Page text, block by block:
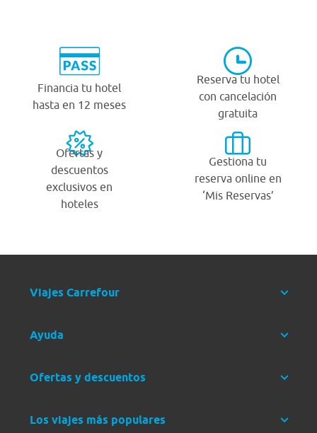
Financia tu hotel
hasta en 12 meses
Reserva tu hotel
con cancelación
gratuita
Ofertas y
descuentos
exclusivos en
hoteles
Gestiona tu
reserva online en
‘Mis Reservas’
Viajes Carrefour
Ayuda
Ofertas y descuentos
Los viajes más populares